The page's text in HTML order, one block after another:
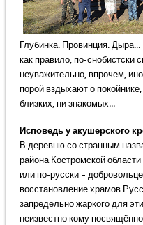
Глубинка. Провинция.
как правило, по-снобистски
неуважительно, впрочем,
порой вздыхают о
близких, ни знакомых...
Исповедь у акушерского
В деревню со странным
района Костромской
или по-русски –
восстановление храмов
запредельно жаркого для
неизвестно кому